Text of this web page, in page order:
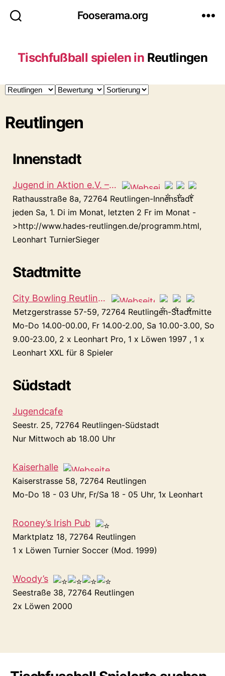
Fooserama.org
Tischfußball spielen in Reutlingen
Reutlingen
Innenstadt
Jugend in Aktion e.V. – HADES
Rathausstraße 8a, 72764 Reutlingen-Innenstadt
jeden Sa, 1. Di im Monat, letzten 2 Fr im Monat -
>http://www.hades-reutlingen.de/programm.html,
Leonhart TurnierSieger
Stadtmitte
City Bowling Reutlingen
Metzgerstrasse 57-59, 72764 Reutlingen-Stadtmitte
Mo-Do 14.00-00.00, Fr 14.00-2.00, Sa 10.00-3.00, So
9.00-23.00, 2 x Leonhart Pro, 1 x Löwen 1997 , 1 x
Leonhart XXL für 8 Spieler
Südstadt
Jugendcafe
Seestr. 25, 72764 Reutlingen-Südstadt
Nur Mittwoch ab 18.00 Uhr
Kaiserhalle
Kaiserstrasse 58, 72764 Reutlingen
Mo-Do 18 - 03 Uhr, Fr/Sa 18 - 05 Uhr, 1x Leonhart
Rooney’s Irish Pub
Marktplatz 18, 72764 Reutlingen
1 x Löwen Turnier Soccer (Mod. 1999)
Woody’s
Seestraße 38, 72764 Reutlingen
2x Löwen 2000